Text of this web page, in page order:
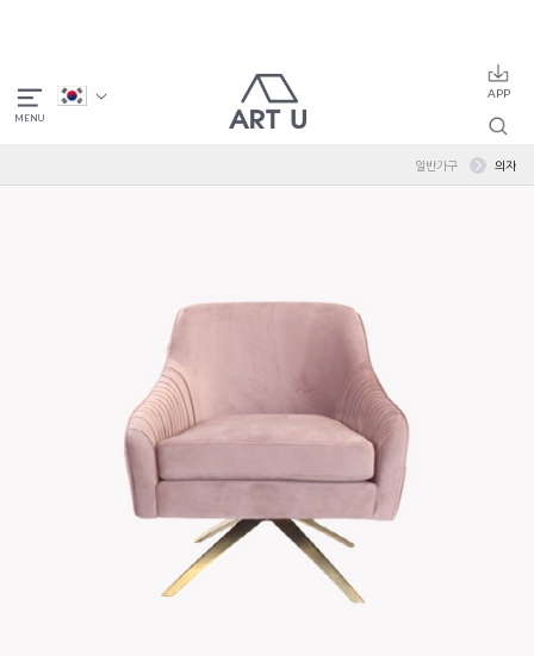
일반가구 의자